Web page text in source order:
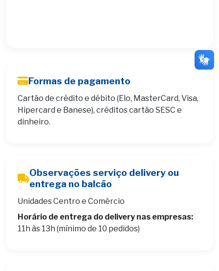
Formas de pagamento
Cartão de crédito e débito (Elo, MasterCard, Visa,
Hipercard e Banese), créditos cartão SESC e
dinheiro.
Observações serviço delivery ou
entrega no balcão
Unidades Centro e Comércio
Horário de entrega do delivery nas empresas:
11h às 13h (mínimo de 10 pedidos)